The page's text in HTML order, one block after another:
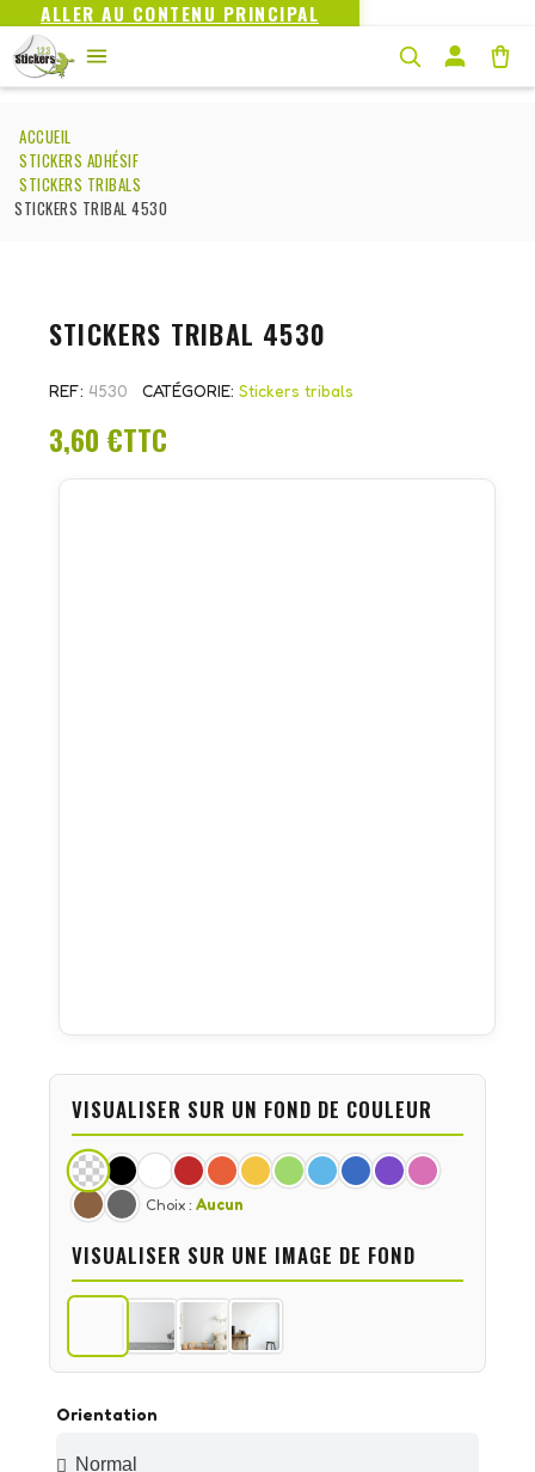
ALLER AU CONTENU PRINCIPAL
ACCUEIL
STICKERS ADHÉSIF
STICKERS TRIBALS
STICKERS TRIBAL 4530
STICKERS TRIBAL 4530
REF 4530 CATÉGORIE Stickers tribals
3,60 €TTC
Orientation
VISUALISER SUR UN FOND DE COULEUR
Choix : Aucun
VISUALISER SUR UNE IMAGE DE FOND